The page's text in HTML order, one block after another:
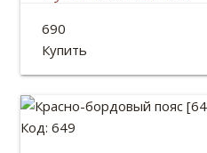
Рушник тканый льняной
Длина: 2м
690
Купить
Код: 649